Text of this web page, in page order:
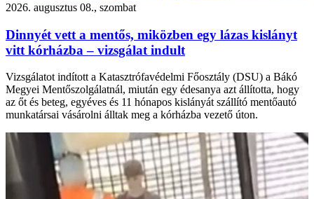
2026. augusztus 08., szombat
Dinnyét vett a mentős, miközben egy lázas kislányt
vitt kórházba – vizsgálat indult
Vizsgálatot indított a Katasztrófavédelmi Főosztály (DSU) a Bákó
Megyei Mentőszolgálatnál, miután egy édesanya azt állította, hogy
az őt és beteg, egyéves és 11 hónapos kislányát szállító mentőautó
munkatársai vásárolni álltak meg a kórházba vezető úton.